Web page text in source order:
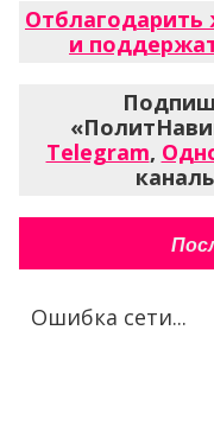
Отблагодарить
и
Telegram,
Ошибка сети...